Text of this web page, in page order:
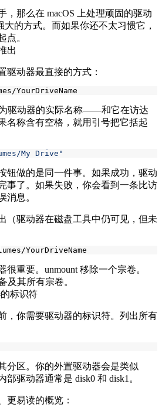
，那么在 macOS 上处理顽固的驱动
大的方式。而如果你还不太习惯它，
点。
出
驱动器最直接的方式：
驱动器的实际名称——和它在访达
名称含有空格，就用引号把它括起
My Drive"
钮做的是同一件事。如果成功，驱动
事了。如果失败，你会看到一条比访
消息。
（驱动器在磁盘工具中仍可见，但未
很重要。 unmount 移除一个宗卷。
及其所有宗卷。
的标识符
，你需要驱动器的标识符。列出所有
分区。你的外置驱动器会是类似
部驱动器通常是 disk0 和 disk1 。
更易读的概览：